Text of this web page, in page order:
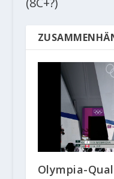
Olympia-